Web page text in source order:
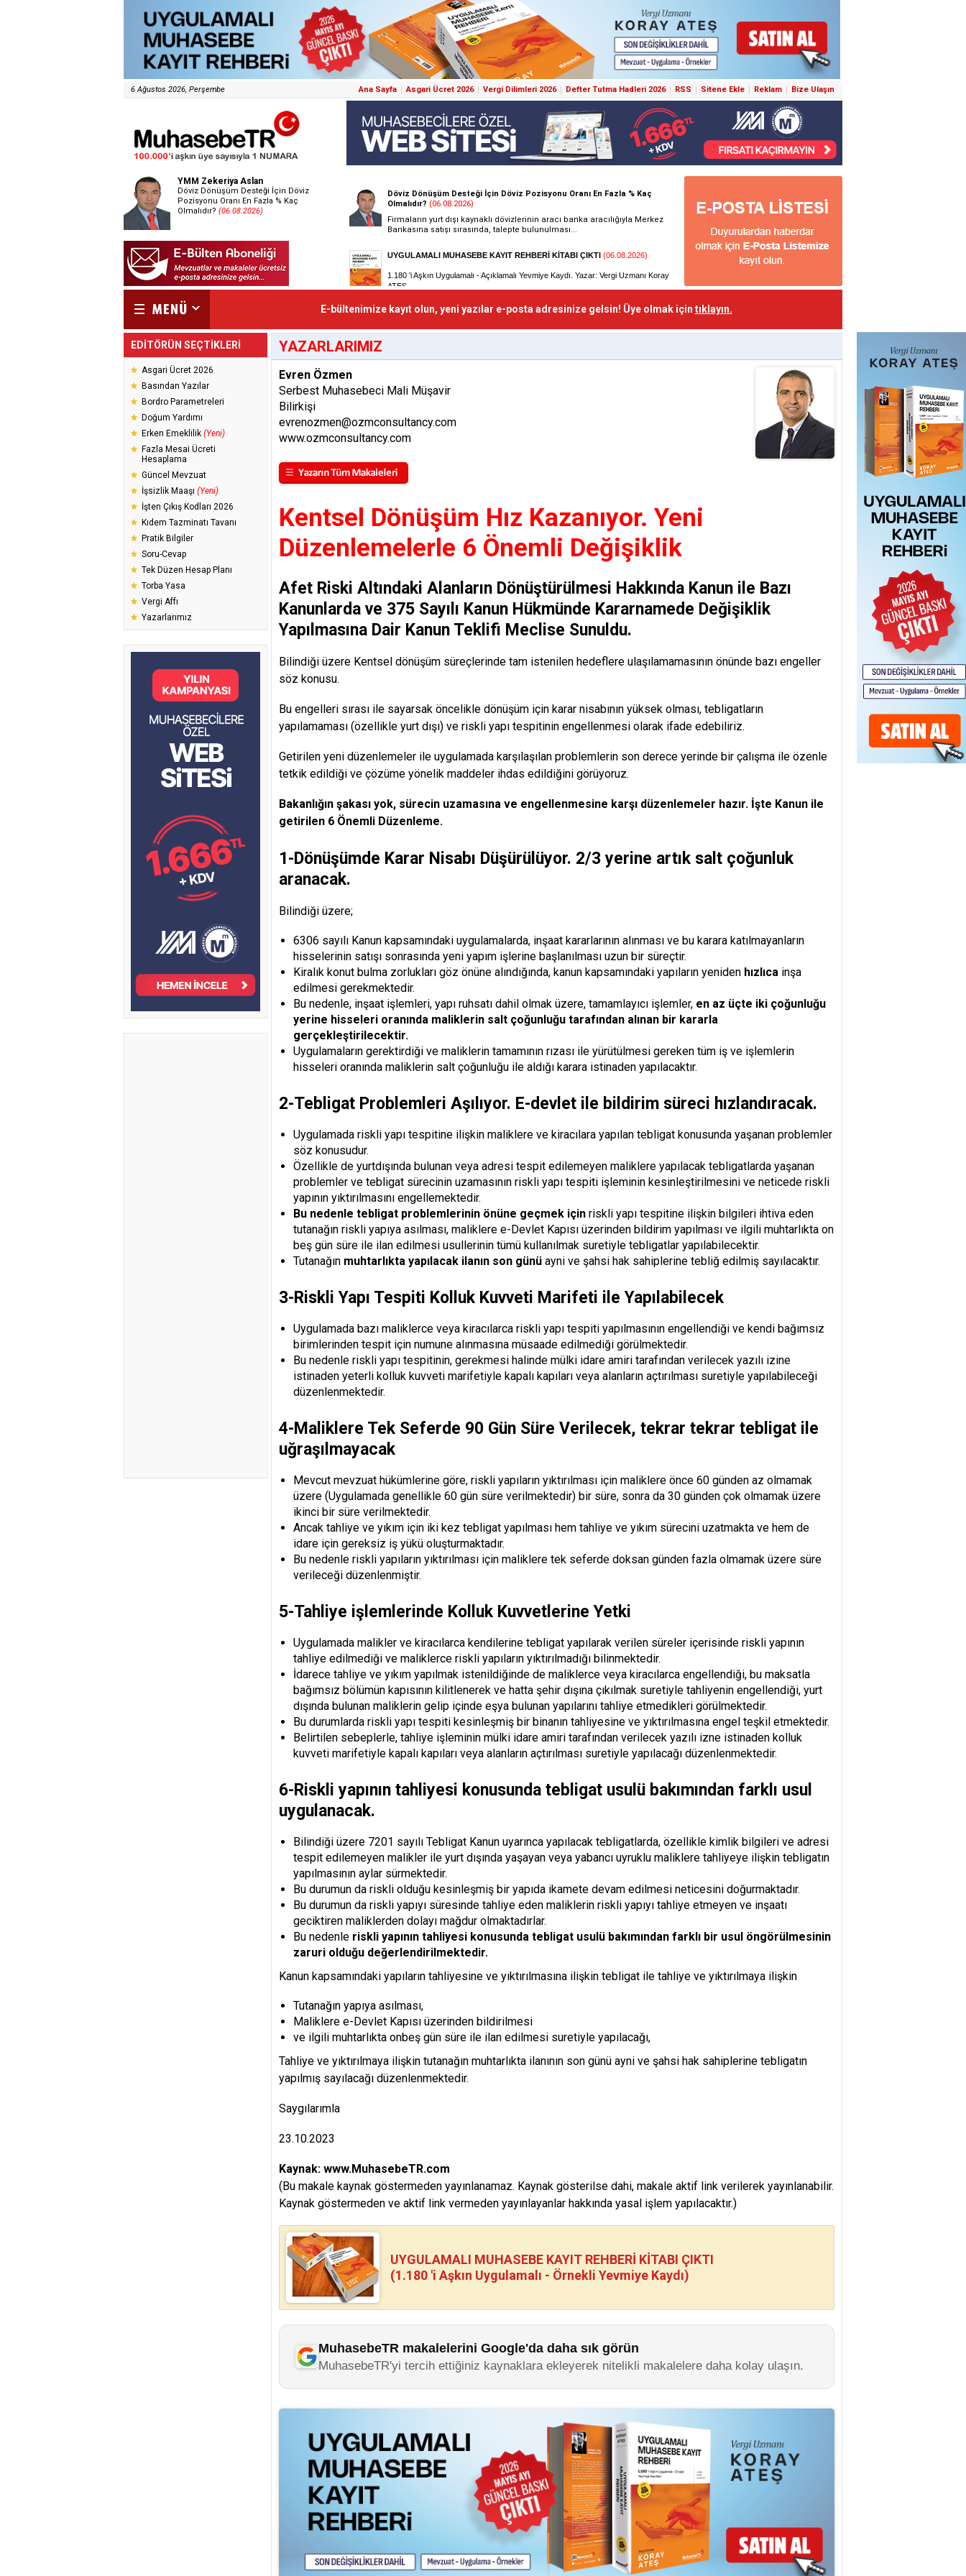
6 Ağustos 2026, Perşembe Ana Sayfa Asgari Ücret 2026 Vergi Dilimleri 2026 Defter Tutma Hadleri 2026 RSS Sitene Ekle Reklam Bize Ulaşın
YMM Zekeriya Aslan
Döviz Dönüşüm Desteği İçin Döviz
Pozisyonu Oranı En Fazla % Kaç
Olmalıdır? (06.08.2026)
E-bültenimize kayıt olun, yeni yazılar e-posta adresinize gelsin! Üye olmak için tıklayın.
EDİTÖRÜN SEÇTİKLERİ
Asgari Ücret 2026
Basından Yazılar
Bordro Parametreleri
Doğum Yardımı
Erken Emeklilik (Yeni)
Fazla Mesai Ücreti
Hesaplama
Güncel Mevzuat
İşsizlik Maaşı (Yeni)
İşten Çıkış Kodları 2026
Kıdem Tazminatı Tavanı
Pratik Bilgiler
Soru-Cevap
Tek Düzen Hesap Planı
Torba Yasa
Vergi Affı
Yazarlarımız
YAZARLARIMIZ
Evren Özmen
Serbest Muhasebeci Mali Müşavir
Bilirkişi
evrenozmen@ozmconsultancy.com
www.ozmconsultancy.com
Kentsel Dönüşüm Hız Kazanıyor. Yeni
Düzenlemelerle 6 Önemli Değişiklik
Afet Riski Altındaki Alanların Dönüştürülmesi Hakkında Kanun ile Bazı
Kanunlarda ve 375 Sayılı Kanun Hükmünde Kararnamede Değişiklik
Yapılmasına Dair Kanun Teklifi Meclise Sunuldu.
Bilindiği üzere Kentsel dönüşüm süreçlerinde tam istenilen hedeflere ulaşılamamasının önünde bazı engeller
söz konusu.
Bu engelleri sırası ile sayarsak öncelikle dönüşüm için karar nisabının yüksek olması, tebligatların
yapılamaması (özellikle yurt dışı) ve riskli yapı tespitinin engellenmesi olarak ifade edebiliriz.
Getirilen yeni düzenlemeler ile uygulamada karşılaşılan problemlerin son derece yerinde bir çalışma ile özenle
tetkik edildiği ve çözüme yönelik maddeler ihdas edildiğini görüyoruz.
Bakanlığın şakası yok, sürecin uzamasına ve engellenmesine karşı düzenlemeler hazır. İşte Kanun ile
getirilen 6 Önemli Düzenleme.
1-Dönüşümde Karar Nisabı Düşürülüyor. 2/3 yerine artık salt çoğunluk
aranacak.
Bilindiği üzere;
6306 sayılı Kanun kapsamındaki uygulamalarda, inşaat kararlarının alınması ve bu karara katılmayanların
hisselerinin satışı sonrasında yeni yapım işlerine başlanılması uzun bir süreçtir.
Kiralık konut bulma zorlukları göz önüne alındığında, kanun kapsamındaki yapıların yeniden hızlıca inşa
edilmesi gerekmektedir.
Bu nedenle, inşaat işlemleri, yapı ruhsatı dahil olmak üzere, tamamlayıcı işlemler, en az üçte iki çoğunluğu
yerine hisseleri oranında maliklerin salt çoğunluğu tarafından alınan bir kararla
gerçekleştirilecektir.
Uygulamaların gerektirdiği ve maliklerin tamamının rızası ile yürütülmesi gereken tüm iş ve işlemlerin
hisseleri oranında maliklerin salt çoğunluğu ile aldığı karara istinaden yapılacaktır.
2-Tebligat Problemleri Aşılıyor. E-devlet ile bildirim süreci hızlandıracak.
Uygulamada riskli yapı tespitine ilişkin maliklere ve kiracılara yapılan tebligat konusunda yaşanan problemler
söz konusudur.
Özellikle de yurtdışında bulunan veya adresi tespit edilemeyen maliklere yapılacak tebligatlarda yaşanan
problemler ve tebligat sürecinin uzamasının riskli yapı tespiti işleminin kesinleştirilmesini ve neticede riskli
yapının yıktırılmasını engellemektedir.
Bu nedenle tebligat problemlerinin önüne geçmek için riskli yapı tespitine ilişkin bilgileri ihtiva eden
tutanağın riskli yapıya asılması, maliklere e-Devlet Kapısı üzerinden bildirim yapılması ve ilgili muhtarlıkta on
beş gün süre ile ilan edilmesi usullerinin tümü kullanılmak suretiyle tebligatlar yapılabilecektir.
Tutanağın muhtarlıkta yapılacak ilanın son günü ayni ve şahsi hak sahiplerine tebliğ edilmiş sayılacaktır.
3-Riskli Yapı Tespiti Kolluk Kuvveti Marifeti ile Yapılabilecek
Uygulamada bazı maliklerce veya kiracılarca riskli yapı tespiti yapılmasının engellendiği ve kendi bağımsız
birimlerinden tespit için numune alınmasına müsaade edilmediği görülmektedir.
Bu nedenle riskli yapı tespitinin, gerekmesi halinde mülki idare amiri tarafından verilecek yazılı izine
istinaden yeterli kolluk kuvveti marifetiyle kapalı kapıları veya alanların açtırılması suretiyle yapılabileceği
düzenlenmektedir.
4-Maliklere Tek Seferde 90 Gün Süre Verilecek, tekrar tekrar tebligat ile
uğraşılmayacak
Mevcut mevzuat hükümlerine göre, riskli yapıların yıktırılması için maliklere önce 60 günden az olmamak
üzere (Uygulamada genellikle 60 gün süre verilmektedir) bir süre, sonra da 30 günden çok olmamak üzere
ikinci bir süre verilmektedir.
Ancak tahliye ve yıkım için iki kez tebligat yapılması hem tahliye ve yıkım sürecini uzatmakta ve hem de
idare için gereksiz iş yükü oluşturmaktadır.
Bu nedenle riskli yapıların yıktırılması için maliklere tek seferde doksan günden fazla olmamak üzere süre
verileceği düzenlenmiştir.
5-Tahliye işlemlerinde Kolluk Kuvvetlerine Yetki
Uygulamada malikler ve kiracılarca kendilerine tebligat yapılarak verilen süreler içerisinde riskli yapının
tahliye edilmediği ve maliklerce riskli yapıların yıktırılmadığı bilinmektedir.
İdarece tahliye ve yıkım yapılmak istenildiğinde de maliklerce veya kiracılarca engellendiği, bu maksatla
bağımsız bölümün kapısının kilitlenerek ve hatta şehir dışına çıkılmak suretiyle tahliyenin engellendiği, yurt
dışında bulunan maliklerin gelip içinde eşya bulunan yapılarını tahliye etmedikleri görülmektedir.
Bu durumlarda riskli yapı tespiti kesinleşmiş bir binanın tahliyesine ve yıktırılmasına engel teşkil etmektedir.
Belirtilen sebeplerle, tahliye işleminin mülki idare amiri tarafından verilecek yazılı izne istinaden kolluk
kuvveti marifetiyle kapalı kapıları veya alanların açtırılması suretiyle yapılacağı düzenlenmektedir.
6-Riskli yapının tahliyesi konusunda tebligat usulü bakımından farklı usul
uygulanacak.
Bilindiği üzere 7201 sayılı Tebligat Kanun uyarınca yapılacak tebligatlarda, özellikle kimlik bilgileri ve adresi
tespit edilemeyen malikler ile yurt dışında yaşayan veya yabancı uyruklu maliklere tahliyeye ilişkin tebligatın
yapılmasının aylar sürmektedir.
Bu durumun da riskli olduğu kesinleşmiş bir yapıda ikamete devam edilmesi neticesini doğurmaktadır.
Bu durumun da riskli yapıyı süresinde tahliye eden maliklerin riskli yapıyı tahliye etmeyen ve inşaatı
geciktiren maliklerden dolayı mağdur olmaktadırlar.
Bu nedenle riskli yapının tahliyesi konusunda tebligat usulü bakımından farklı bir usul öngörülmesinin
zaruri olduğu değerlendirilmektedir.
Kanun kapsamındaki yapıların tahliyesine ve yıktırılmasına ilişkin tebligat ile tahliye ve yıktırılmaya ilişkin
Tutanağın yapıya asılması,
Maliklere e-Devlet Kapısı üzerinden bildirilmesi
ve ilgili muhtarlıkta onbeş gün süre ile ilan edilmesi suretiyle yapılacağı,
Tahliye ve yıktırılmaya ilişkin tutanağın muhtarlıkta ilanının son günü ayni ve şahsi hak sahiplerine tebligatın
yapılmış sayılacağı düzenlenmektedir.
Saygılarımla
23.10.2023
Kaynak: www.MuhasebeTR.com
(Bu makale kaynak göstermeden yayınlanamaz. Kaynak gösterilse dahi, makale aktif link verilerek yayınlanabilir.
Kaynak göstermeden ve aktif link vermeden yayınlayanlar hakkında yasal işlem yapılacaktır.)
UYGULAMALI MUHASEBE KAYIT REHBERİ KİTABI ÇIKTI
(1.180 'i Aşkın Uygulamalı - Örnekli Yevmiye Kaydı)
MuhasebeTR makalelerini Google'da daha sık görün
MuhasebeTR'yi tercih ettiğiniz kaynaklara ekleyerek nitelikli makalelere daha kolay ulaşın.